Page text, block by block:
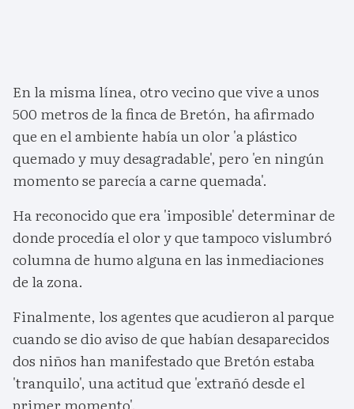
En la misma línea, otro vecino que vive a unos
500 metros de la finca de Bretón, ha afirmado
que en el ambiente había un olor 'a plástico
quemado y muy desagradable', pero 'en ningún
momento se parecía a carne quemada'.
Ha reconocido que era 'imposible' determinar de
donde procedía el olor y que tampoco vislumbró
columna de humo alguna en las inmediaciones
de la zona.
Finalmente, los agentes que acudieron al parque
cuando se dio aviso de que habían desaparecidos
dos niños han manifestado que Bretón estaba
'tranquilo', una actitud que 'extrañó desde el